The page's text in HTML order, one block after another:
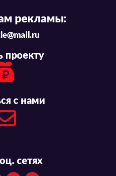
рекламы:
проекту
с нами
сетях